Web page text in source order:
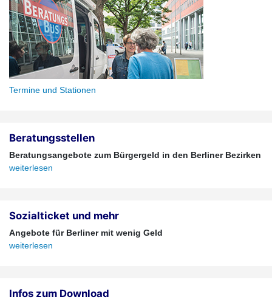
Termine und Stationen
Beratungsstellen
Beratungsangebote zum Bürgergeld in den Berliner Bezirken
weiterlesen
Sozialticket und mehr
Angebote für Berliner mit wenig Geld
weiterlesen
Infos zum Download